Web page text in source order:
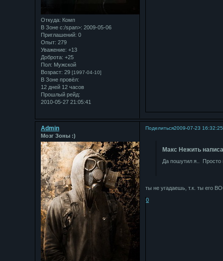
Откуда: Комп
В Зоне с:/span>: 2009-05-06
Приглашений: 0
Опыт: 279
Уважение: +13
Доброта: +25
Пол: Мужской
Возраст: 29 [1997-04-10]
В Зоне провёл:
12 дней 12 часов
Прошлый рейд:
2010-05-27 21:05:41
Поделиться2009-07-23 16:32:25
Admin
Мозг Зоны :)
Макс Нежить
Да пошутил я.. Просто
ты не угадаешь, т.к. ты его
0